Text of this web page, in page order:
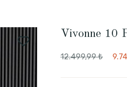
Vivonne 10
12.499,99 ₺